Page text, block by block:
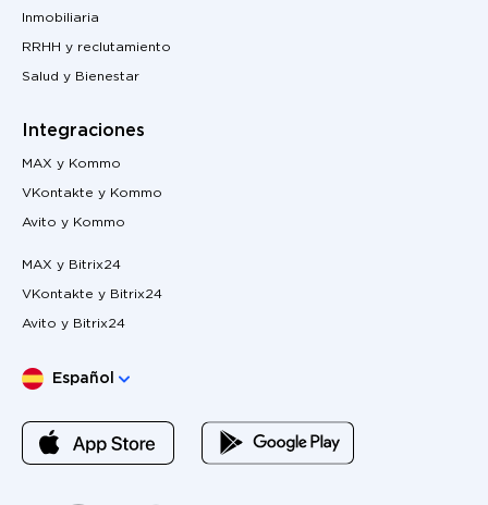
Inmobiliaria
RRHH y reclutamiento
Salud y Bienestar
Integraciones
MAX y Kommo
VKontakte y Kommo
Avito y Kommo
MAX y Bitrix24
VKontakte y Bitrix24
Avito y Bitrix24
Elige lengua
Español